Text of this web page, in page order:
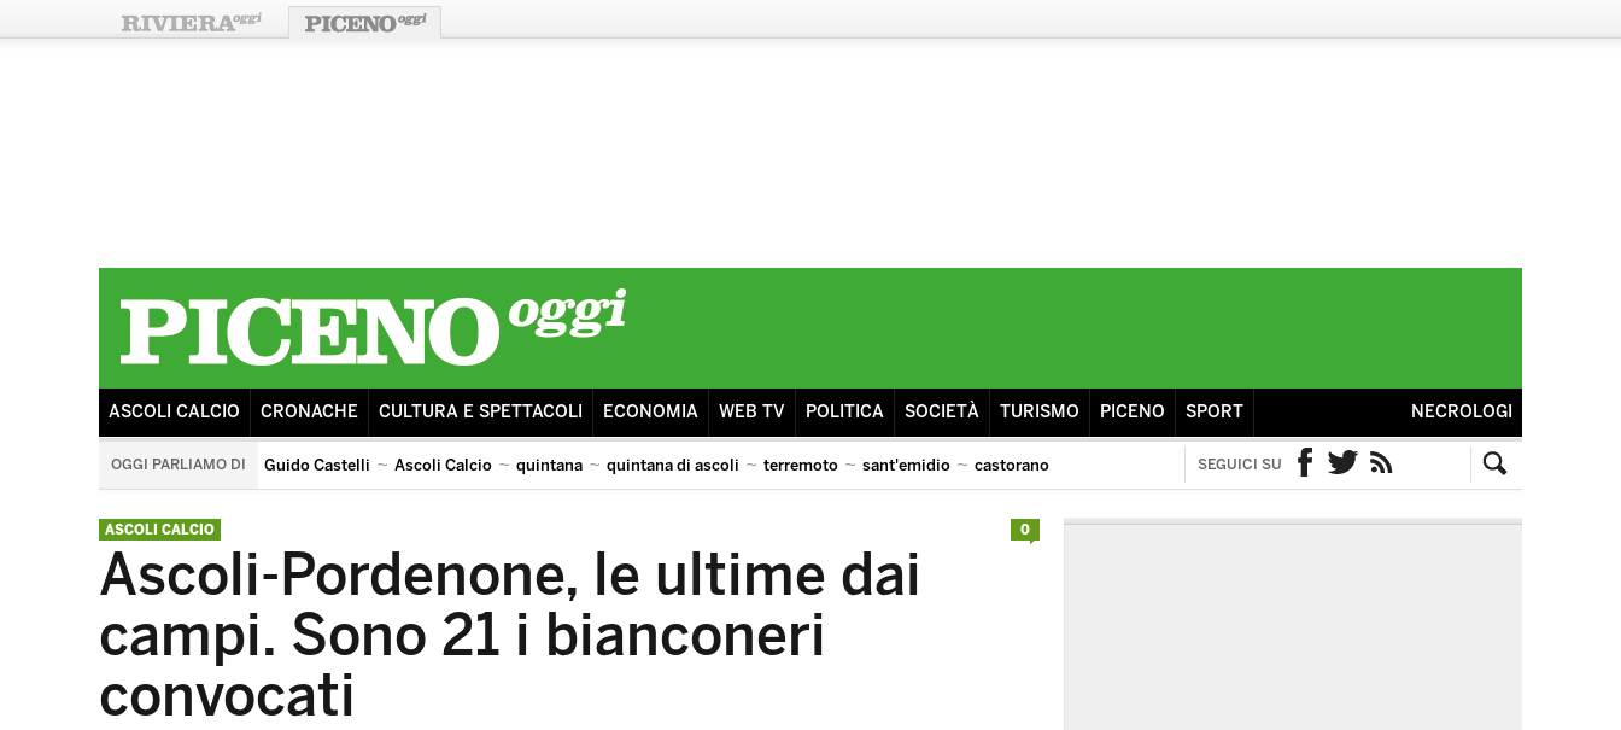
ASCOLI CALCIO CRONACHE CULTURA E SPETTACOLI ECONOMIA WEB TV POLITICA SOCIETÀ TURISMO PICENO SPORT NECROLOGI
OGGI PARLIAMO DI Guido Castelli Ascoli Calcio quintana quintana di ascoli terremoto sant'emidio castorano
quintana di ascoli piceno
SEGUICI SU
ASCOLI CALCIO
Ascoli-Pordenone, le ultime dai
campi. Sono 21 i bianconeri
convocati
0